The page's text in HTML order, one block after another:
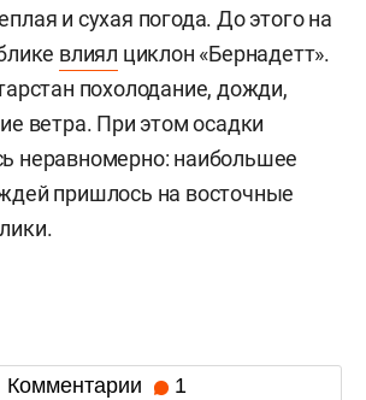
и сухая погода. До этого на
влиял циклон «Бернадетт».
похолодание, дожди,
ветра. При этом осадки
неравномерно: наибольшее
пришлось на восточные
Комментарии 1